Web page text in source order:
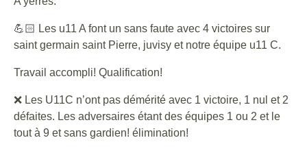
💪🏻 Les u11 A font un sans faute avec 4 victoires sur
saint germain saint Pierre, juvisy et notre équipe u11 C.
Travail accompli! Qualification!
❌ Les U11C n’ont pas démérité avec 1 victoire, 1 nul et 2
défaites. Les adversaires étant des équipes 1 ou 2 et le
tout à 9 et sans gardien! élimination!